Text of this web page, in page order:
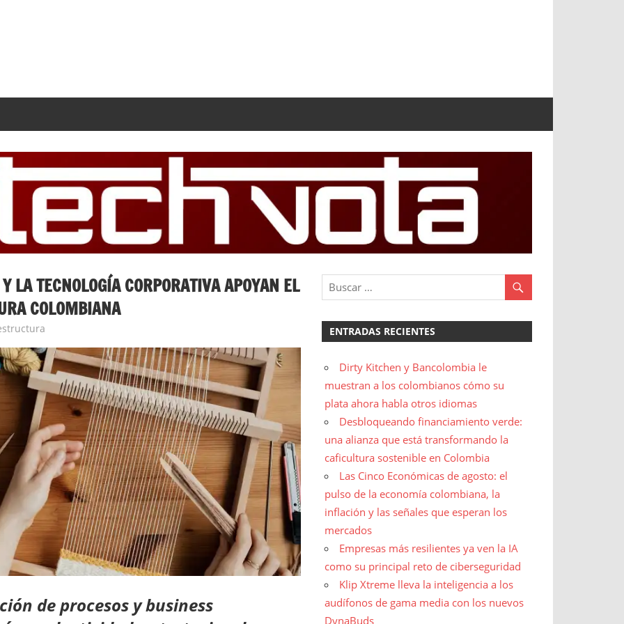
LA TECNOLOGÍA CORPORATIVA APOYAN EL
COLOMBIANA
de procesos y business
ENTRADAS RECIENTES
Dirty Kitchen y Bancolombia le
muestran a los colombianos cómo su
plata ahora habla otros idiomas
Desbloqueando financiamiento verde:
una alianza que está transformando la
caficultura sostenible en Colombia
Las Cinco Económicas de agosto: el
pulso de la economía colombiana, la
inflación y las señales que esperan los
mercados
Empresas más resilientes ya ven la IA
como su principal reto de ciberseguridad
Klip Xtreme lleva la inteligencia a los
audífonos de gama media con los nuevos
DynaBuds